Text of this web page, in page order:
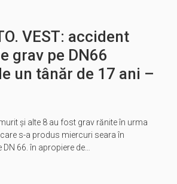
VEST: accident
grav pe DN66
un tânăr de 17 ani –
și alte 8 au fost grav rănite în urma
s-a produs miercuri seara în
66. în apropiere de…